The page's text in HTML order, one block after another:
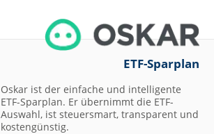
ETF-Sparplan
Oskar ist der einfache und intelligente
ETF-Sparplan. Er übernimmt die ETF-
Auswahl, ist steuersmart, transparent und
kostengünstig.